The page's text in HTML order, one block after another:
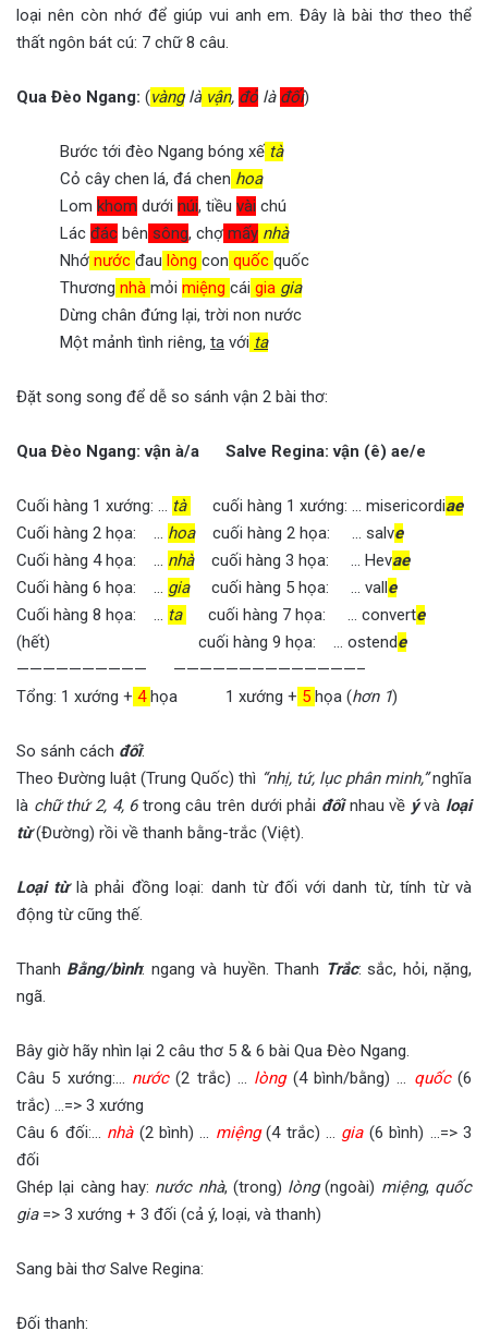
loại nên còn nhớ để giúp vui anh em. Đây là bài thơ theo thể
thất ngôn bát cú: 7 chữ 8 câu.
Qua Đèo Ngang: (vànglà vận, đỏ là đối)
Bước tới đèo Ngang bóng xế tà
Cỏ cây chen lá, đá chen hoa
Lom khom dưới núi, tiều vài chú
Lác đác bên sông, chợ mấy nhà
Nhớ nước đau lòng con quốc quốc
Thương nhà mỏi miệng cái gia gia
Dừng chân đứng lại, trời non nước
Một mảnh tình riêng, ta với ta
Đặt song song để dễ so sánh vận 2 bài thơ:
Qua Đèo Ngang: vận à/a Salve Regina: vận (ê) ae/e
Cuối hàng 1 xướng: … tà cuối hàng 1 xướng: … misericordiae
Cuối hàng 2 họa: … hoa cuối hàng 2 họa: … salve
Cuối hàng 4 họa: … nhà cuối hàng 3 họa: … Hevae
Cuối hàng 6 họa: … gia cuối hàng 5 họa: … valle
Cuối hàng 8 họa: … ta cuối hàng 7 họa: … converte
(hết) cuối hàng 9 họa: … ostende
—————————— ——————————————–
Tổng: 1 xướng + 4họa 1 xướng + 5 họa (hơn 1)
So sánh cách đối:
Theo Đường luật (Trung Quốc) thì “nhị, tứ, lục phân minh,”nghĩa
là chữ thứ 2, 4, 6trong câu trên dưới phải đốinhau về ývà loại
từ(Đường) rồi về thanh bằng-trắc (Việt).
Loại từlà phải đồng loại: danh từ đối với danh từ, tính từ và
động từ cũng thế.
Thanh Bằng/bình: ngang và huyền. Thanh Trắc: sắc, hỏi, nặng,
ngã.
Bây giờ hãy nhìn lại 2 câu thơ 5 & 6 bài Qua Đèo Ngang.
Câu 5 xướng:… nước(2 trắc) … lòng(4 bình/bằng) … quốc (6
trắc) …=> 3 xướng
Câu 6 đối:… nhà(2 bình) … miệng(4 trắc) … gia(6 bình) …=> 3
đối
Ghép lại càng hay: nước nhà, (trong) lòng(ngoài) miệng, quốc
gia=> 3 xướng + 3 đối (cả ý, loại, và thanh)
Sang bài thơ Salve Regina:
Đối thanh: